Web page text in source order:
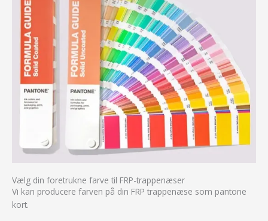
Vælg din foretrukne farve til FRP-trappenæser
Vi kan producere farven på din FRP trappenæse som pantone
kort.